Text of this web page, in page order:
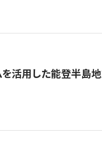
を活用した能登半島